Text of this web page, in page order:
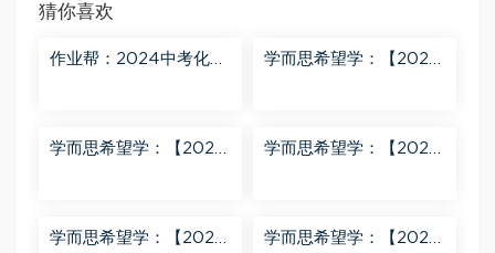
猜你喜欢
作业帮：2024中考化学
学而思希望学：【2024
学而思希望学：【2024
学而思希望学：【2024
学而思希望学：【2024
学而思希望学：【2023